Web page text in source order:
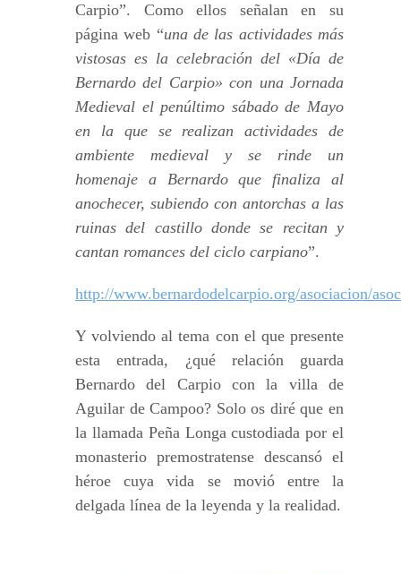
Carpio”. Como ellos señalan en su
página web “una de las actividades más
vistosas es la celebración del «Día de
Bernardo del Carpio» con una Jornada
Medieval el penúltimo sábado de Mayo
en la que se realizan actividades de
ambiente medieval y se rinde un
homenaje a Bernardo que finaliza al
anochecer, subiendo con antorchas a las
ruinas del castillo donde se recitan y
cantan romances del ciclo carpiano”.
http://www.bernardodelcarpio.org/asociacion/
Y volviendo al tema con el que presente
esta entrada, ¿qué relación guarda
Bernardo del Carpio con la villa de
Aguilar de Campoo? Solo os diré que en
la llamada Peña Longa custodiada por el
monasterio premostratense descansó el
héroe cuya vida se movió entre la
delgada línea de la leyenda y la realidad.